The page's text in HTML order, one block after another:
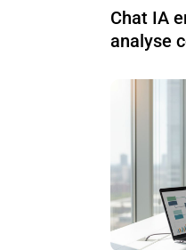
Chat IA
analyse